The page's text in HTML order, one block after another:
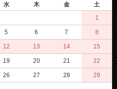
水 木 金
土
1
5 6 7 8
12 13 14 15
19 20 21 22
26 27 28 29